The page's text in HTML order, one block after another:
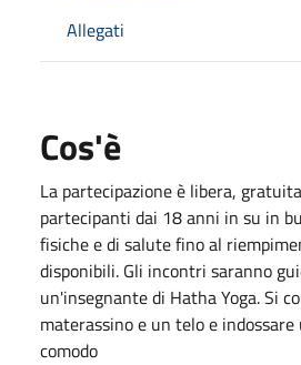
Allegati
Cos'è
La partecipazione è libera,
partecipanti dai 18 anni in su in
fisiche e di salute fino al
disponibili. Gli incontri saranno
un'insegnante di Hatha Yoga. Si
materassino e un telo e
comodo